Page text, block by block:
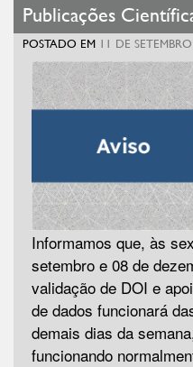
Publicações
POSTADO EM 11 DE
Informamos que, às
setembro e 08 de
validação de DOI e
de dados funcionará
demais dias da
funcionando